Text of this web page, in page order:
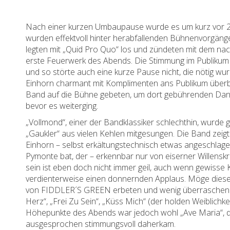
Nach einer kurzen Umbaupause wurde es um kurz
wurden effektvoll hinter herabfallenden
legten mit „Quid Pro Quo“ los und zündeten mit dem
erste Feuerwerk des Abends. Die Stimmung im
und so störte auch eine kurze Pause nicht, die nötig
Einhorn charmant mit Komplimenten ans Publikum
Band auf die Bühne gebeten, um dort gebührenden
bevor es weiterging.
„Vollmond“, einer der Bandklassiker schlechthin,
„Gaukler“ aus vielen Kehlen mitgesungen. Die Band
Einhorn – selbst erkältungstechnisch etwas
Pymonte bat, der – erkennbar nur von eiserner
sein ist eben doch nicht immer geil, auch wenn
verdienterweise einen donnernden Applaus. Möge
von FIDDLER´S GREEN erbeten und wenig
Herz“, „Frei Zu Sein“, „Küss Mich“ (der holden
Höhepunkte des Abends war jedoch wohl „Ave
ausgesprochen stimmungsvoll daherkam.